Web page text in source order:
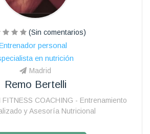
(Sin comentarios)
personal
en nutrición
Madrid
Remo Bertelli
FITNESS COACHING - Entrenamiento
y Asesoría Nutricional